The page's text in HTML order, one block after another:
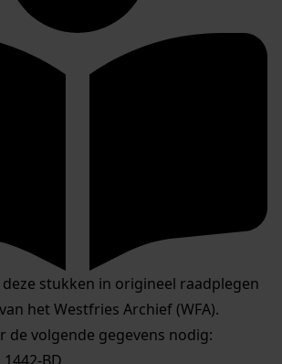
stukken in origineel raadplegen
het Westfries Archief (WFA).
de volgende gegevens nodig: